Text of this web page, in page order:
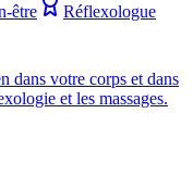
être
Réflexologue
dans votre corps et dans
et les massages.